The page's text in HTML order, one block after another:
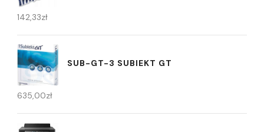
142,33zł
SUB-GT-3 SUBIEKT GT
635,00zł